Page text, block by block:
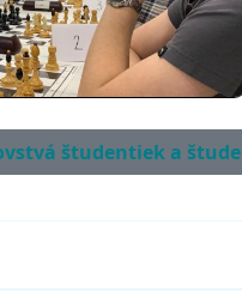
študentiek a